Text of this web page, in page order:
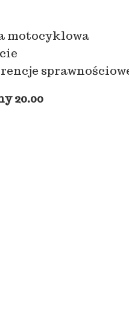
motocyklowa
20.00